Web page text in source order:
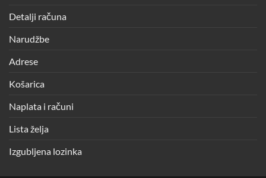
Detalji računa
Narudžbe
Adrese
Košarica
Naplata i računi
Lista želja
Izgubljena lozinka